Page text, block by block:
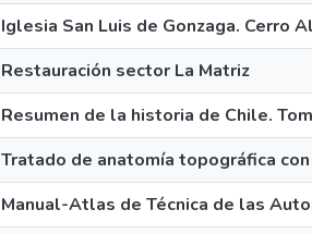
Iglesia San Luis de Gonzaga. Cerro
Restauración sector La Matriz
Resumen de la historia de Chile.
Tratado de anatomía topográfica
Manual-Atlas de Técnica de las